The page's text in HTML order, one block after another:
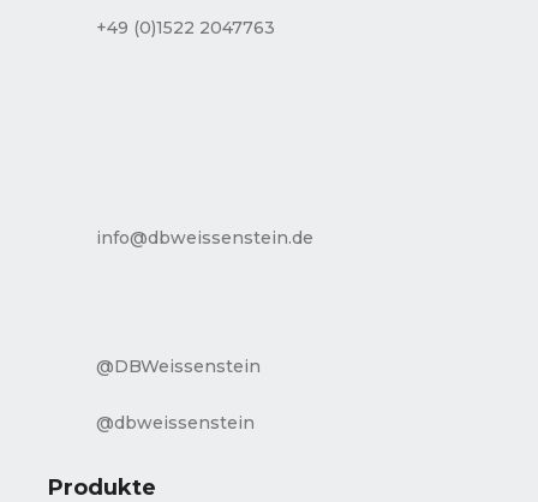
+49 (0)1522 2047763
info@dbweissenstein.de
@DBWeissenstein
@dbweissenstein
Produkte